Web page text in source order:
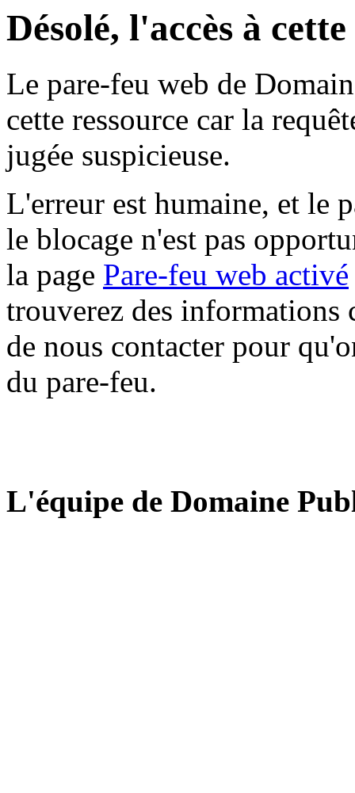
Désolé, l'accès à
Le pare-feu web de
cette ressource car la
jugée suspicieuse.
L'erreur est humaine, et le
le blocage n'est pas
la page Pare-feu web activé
trouverez des informations
de nous contacter pour
du pare-feu.
L'équipe de Domaine